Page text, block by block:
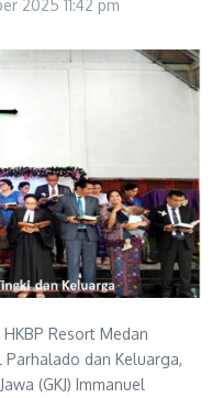
2025 11:42 pm
HKBP Resort Medan
dan Keluarga,
(GKJ) Immanuel